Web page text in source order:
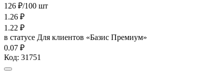
126 ₽/100 шт
1.26 ₽
1.22 ₽
в статусе Для клиентов «Базис Премиум»
0.07 ₽
Код: 31751